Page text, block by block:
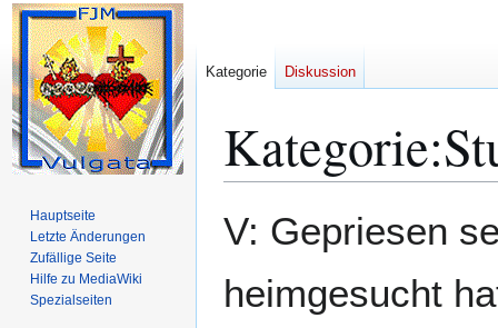
Kategorie:
Navigation
Suche
V: Gepriesen
heimgesucht
Kategorie Diskussion
Hauptseite
Letzte Änderungen
Zufällige Seite
Hilfe zu MediaWiki
Spezialseiten